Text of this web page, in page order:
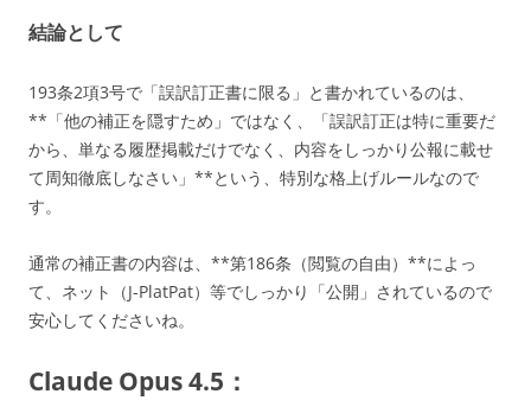
結論として
193条2項3号で「誤訳訂正書に限る」と書かれているのは、
**「他の補正を隠すため」ではなく、「誤訳訂正は特に重要だ
から、単なる履歴掲載だけでなく、内容をしっかり公報に載せ
て周知徹底しなさい」**という、特別な格上げルールなので
す。
通常の補正書の内容は、**第186条（閲覧の自由）**によっ
て、ネット（J-PlatPat）等でしっかり「公開」されているので
安心してくださいね。
Claude Opus 4.5：